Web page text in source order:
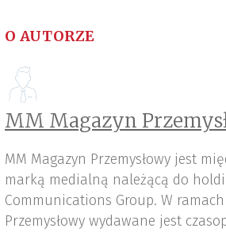
O AUTORZE
MM Magazyn
MM Magazyn Przemysłowy jest
marką medialną należącą do
Communications Group. W
Przemysłowy wydawane jest